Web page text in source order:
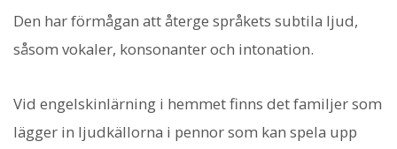
Den har förmågan att återge språkets subtila ljud,
såsom vokaler, konsonanter och intonation.
Vid engelskinlärning i hemmet finns det familjer som
lägger in ljudkällorna i pennor som kan spela upp